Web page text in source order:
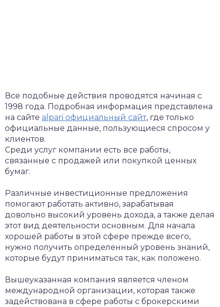
Все подобные действия проводятся начиная с
1998 года. Подробная информация представлена
на сайте alpari официальный сайт, где только
официальные данные, пользующиеся спросом у
клиентов.
Среди услуг компании есть все работы,
связанные с продажей или покупкой ценных
бумаг.
Различные инвестиционные предложения
помогают работать активно, зарабатывая
довольно высокий уровень дохода, а также делая
этот вид деятельности основным. Для начала
хорошей работы в этой сфере прежде всего,
нужно получить определенный уровень знаний,
которые будут приниматься так, как положено.
Вышеуказанная компания является членом
международной организации, которая также
задействована в сфере работы с брокерскими